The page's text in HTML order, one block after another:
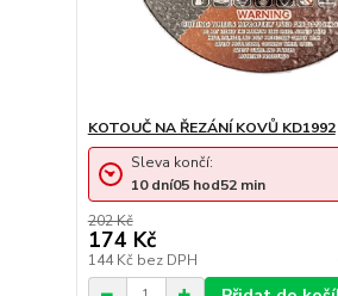
KOTOUČ NA ŘEZÁNÍ KOVŮ KD1992
202 Kč
174 Kč
144 Kč bez DPH
Sleva končí:
10 dní05 hod52 min